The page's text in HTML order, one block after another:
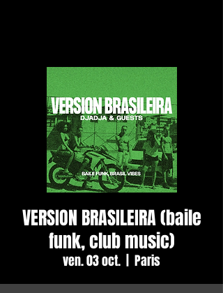
VERSION BRASILEIRA (baile
funk, club music)
ven. 03 oct. Paris